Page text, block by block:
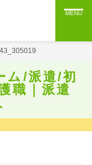
MENU
ム/派遣/初
職｜派遣